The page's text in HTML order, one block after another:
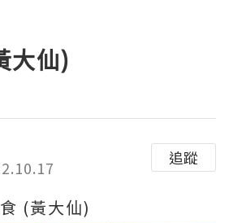
大仙)
追蹤
(黃大仙)